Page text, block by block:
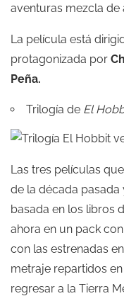
aventuras mezcla de
La película está
protagonizada por
Peña.
Trilogía de El
Las tres películas que
de la década
basada en los libros
ahora en un pack
con las estrenadas
metraje repartidos
regresar a la Tierra